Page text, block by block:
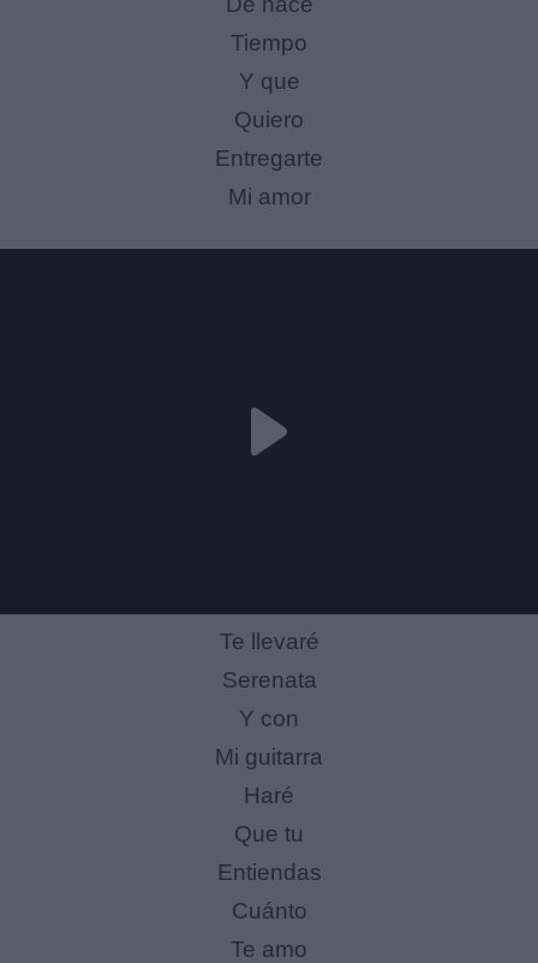
Tiempo
Y que
Quiero
Entregarte
Mi amor
Te llevaré
Serenata
Y con
Mi guitarra
Haré
Que tu
Entiendas
Cuánto
Te amo